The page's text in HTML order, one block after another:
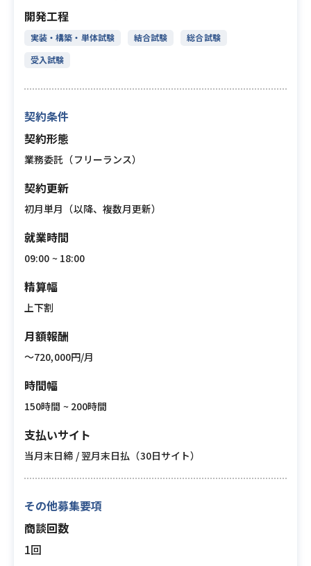
開発工程
実装・構築・単体試験 結合試験
総合試験
受入試験
契約条件
契約形態
業務委託（フリーランス）
契約更新
初月単月（以降、複数月更新）
就業時間
09:00 ~ 18:00
精算幅
上下割
月額報酬
〜720,000円/月
時間幅
150時間 ~ 200時間
支払いサイト
当月末日締 / 翌月末日払（30日サイト）
その他募集要項
商談回数
1回